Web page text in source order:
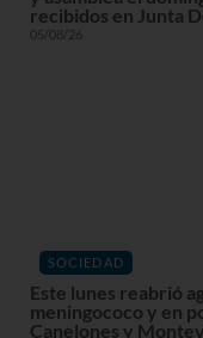
recibidos en Junta
05/08/26
SOCIEDAD
Este lunes reabrió
meningococo y en
Canelones y